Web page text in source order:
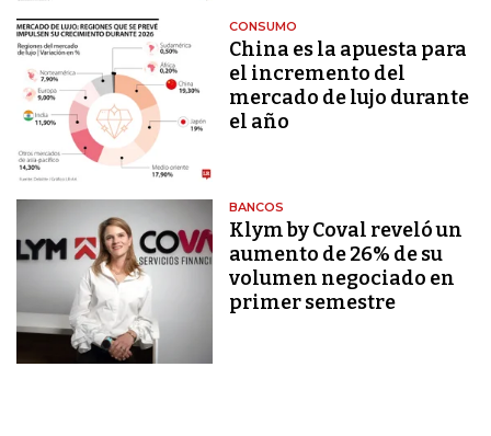
CONSUMO
China es la apuesta para
el incremento del
mercado de lujo durante
el año
BANCOS
Klym by Coval reveló un
aumento de 26% de su
volumen negociado en
primer semestre